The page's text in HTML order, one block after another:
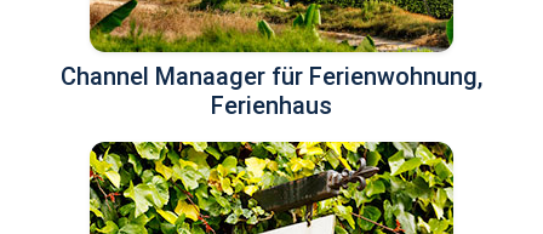
Channel Manaager für Ferienwohnung,
Ferienhaus